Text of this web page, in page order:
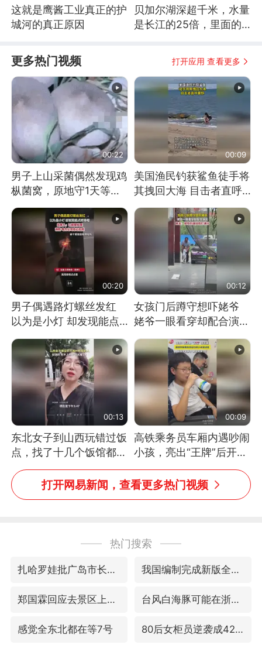
这就是鹰酱工业真正的护
城河的真正原因
贝加尔湖深超千米，水量
是长江的25倍，里面的
更多热门视频 打开应用 查看更多
00:22
男子上山采菌偶然发现鸡
枞菌窝，原地守1天等它
长大：挖了140多朵
00:09
美国渔民钓获鲨鱼徒手将
其拽回大海 目击者直呼
震惊 （视频来源：参考
消息）
00:20
男子偶遇路灯螺丝发红
以为是小灯 却发现能点
燃香烟 当事人：已报警
处理
00:12
女孩门后蹲守想吓姥爷
姥爷一眼看穿却配合演出
网友：姥爷的演技我打满
分
00:13
东北女子到山西玩错过饭
点，找了十几个饭馆都没
开门：午休到几点
00:09
高铁乘务员车厢内遇吵闹
小孩，亮出“王牌”后开启
一键静音
打开网易新闻，查看更多热门视频
热门搜索
扎哈罗娃批广岛市长不提美国原子弹 我国编制完成新版全月地质图
郑国霖回应去景区上班被保安拦下 台风白海豚可能在浙闽沿海登陆
感觉全东北都在等7号 80后女柜员逆袭成4200亿银行副行长